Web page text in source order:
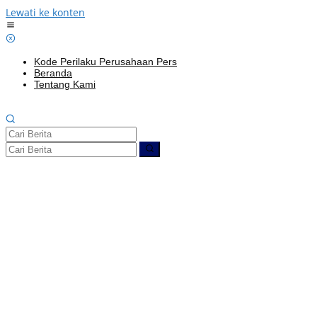
Lewati ke konten
Kode Perilaku Perusahaan Pers
Beranda
Tentang Kami